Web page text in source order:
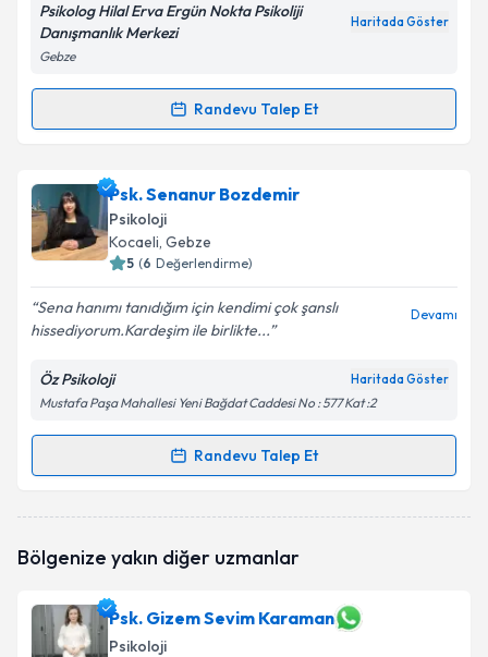
Kişisel verilerimin işlenmesine ilişkin
Metni'ni okudum ve kişisel verilerimin belirtilen
Takvim Talebini Gönder
Psikolog Hilal Erva Ergün Nokta Psikoliji
Danışmanlık Merkezi
Haritada Göster
Gebze
Randevu Talep Et
Randevu Takvimi Talebi
Psk. Hilal Erva Ergüniçin randevu takvimi talebi
oluşturun. Size bu uzmandan randevu almanız için bir
takvim hazırlandığında e-posta ile bilgilendireceğiz.
Kişisel verilerimin işlenmesine ilişkin
Aydınlatma
Metni'ni okudum ve kişisel verilerimin belirtilen
kapsamda işlenmesini kabul ediyorum.
Psk. Senanur Bozdemir
Psikoloji
Kocaeli, Gebze
5 (6 Değerlendirme)
Sena hanımı tanıdığım için kendimi çok şanslı
hissediyorum.Kardeşim ile birlikte...
Devamı
Öz Psikoloji Haritada Göster
Mustafa Paşa Mahallesi Yeni Bağdat Caddesi No : 577 Kat :2
Randevu Talep Et
Randevu Takvimi Talebi
oluşturun. Size bu uzmandan randevu almanız için bir
E-posta Adresiniz
Bölgenize yakın diğer uzmanlar
Psk. Gizem Sevim Karaman
Psikoloji